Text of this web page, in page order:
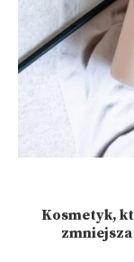
Kosmetyk,
zmniejsza